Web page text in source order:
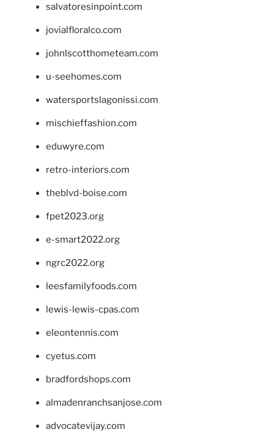
salvatoresinpoint.com
jovialfloralco.com
johnlscotthometeam.com
u-seehomes.com
watersportslagonissi.com
mischieffashion.com
eduwyre.com
retro-interiors.com
theblvd-boise.com
fpet2023.org
e-smart2022.org
ngrc2022.org
leesfamilyfoods.com
lewis-lewis-cpas.com
eleontennis.com
cyetus.com
bradfordshops.com
almadenranchsanjose.com
advocatevijay.com